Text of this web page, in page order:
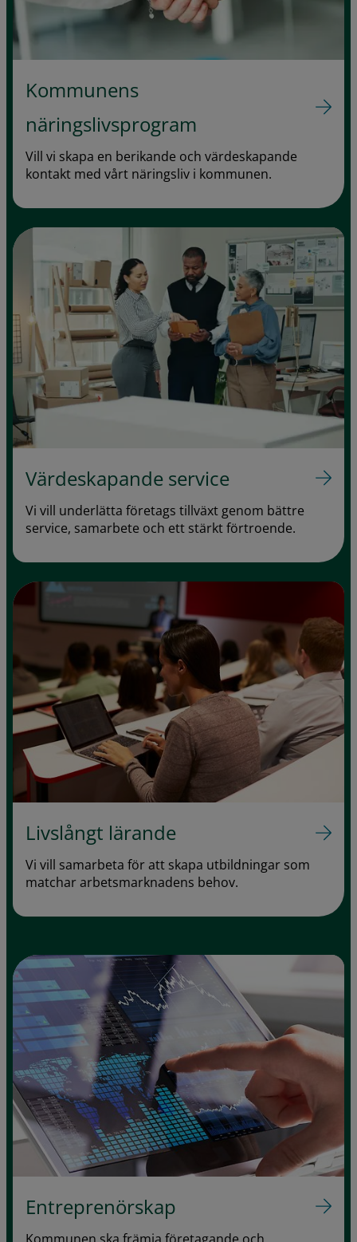
Kommunens
näringslivsprogram
Vill vi skapa en berikande och värdeskapande
kontakt med vårt näringsliv i kommunen.
Värdeskapande service
Vi vill underlätta företags tillväxt genom bättre
service, samarbete och ett stärkt förtroende.
Livslångt lärande
Vi vill samarbeta för att skapa utbildningar som
matchar arbetsmarknadens behov.
Entreprenörskap
Kommunen ska främja företagande och